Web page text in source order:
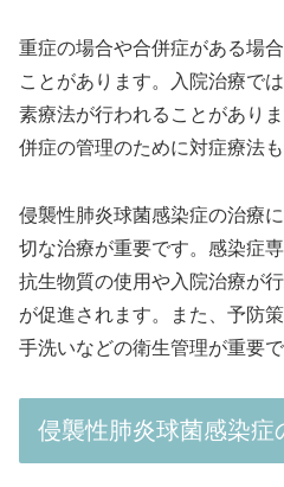
重症の場合や合併症がある場
ことがあります。入院治療で
素療法が行われることがあり
併症の管理のために対症療法
侵襲性肺炎球菌感染症の治療
切な治療が重要です。感染症
抗生物質の使用や入院治療が
が促進されます。また、予防
手洗いなどの衛生管理が重要で
侵襲性肺炎球菌感染症